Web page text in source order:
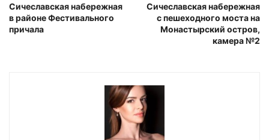
Сичеславская набережная
в районе Фестивального
причала
Сичеславская набережная
с пешеходного моста на
Монастырский остров,
камера №2